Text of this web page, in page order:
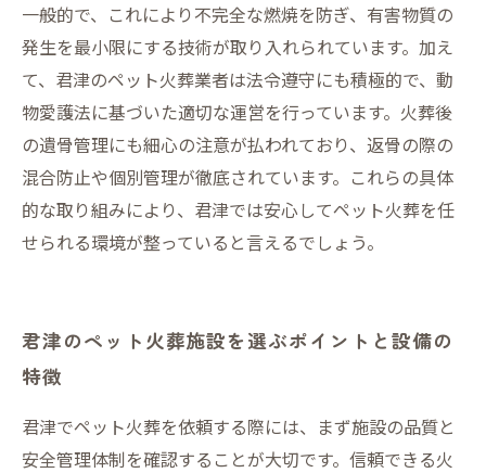
一般的で、これにより不完全な燃焼を防ぎ、有害物質の
発生を最小限にする技術が取り入れられています。加え
て、君津のペット火葬業者は法令遵守にも積極的で、動
物愛護法に基づいた適切な運営を行っています。火葬後
の遺骨管理にも細心の注意が払われており、返骨の際の
混合防止や個別管理が徹底されています。これらの具体
的な取り組みにより、君津では安心してペット火葬を任
せられる環境が整っていると言えるでしょう。
君津のペット火葬施設を選ぶポイントと設備の
特徴
君津でペット火葬を依頼する際には、まず施設の品質と
安全管理体制を確認することが大切です。信頼できる火